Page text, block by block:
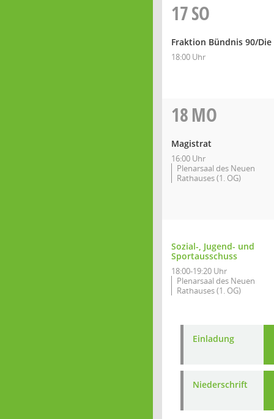
17SO
Fraktion Bündnis 90/
18:00 Uhr
18MO
Magistrat
16:00 Uhr
Plenarsaal des Neuen
Rathauses (1. OG)
Sozial-, Jugend- und
Sportausschuss
18:00-19:20 Uhr
Plenarsaal des Neuen
Rathauses (1. OG)
Einladung
Niederschrift